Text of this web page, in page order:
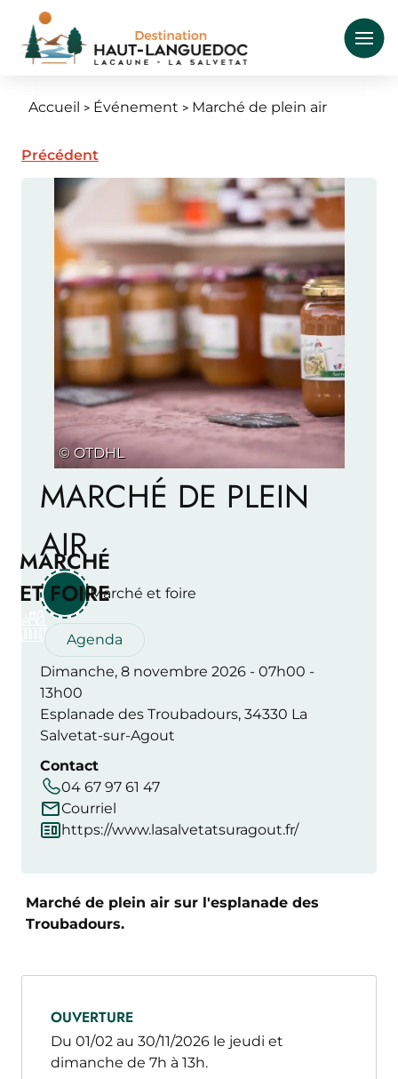
contenu
Accueil Événement Marché de plein air
Précédent
© OTDHL
MARCHÉ DE PLEIN
AIR
MARCHÉ
ET FOIREMarché et foire
Agenda
Dimanche, 8 novembre 2026 - 07h00 -
13h00
Esplanade des Troubadours, 34330 La
Salvetat-sur-Agout
Contact
04 67 97 61 47
Courriel
https://www.lasalvetatsuragout.fr/
Marché de plein air sur l'esplanade des
Troubadours.
OUVERTURE
Du 01/02 au 30/11/2026 le jeudi et
dimanche de 7h à 13h.